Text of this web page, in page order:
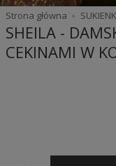
Strona główna
SHEILA -
CEKINAMI W